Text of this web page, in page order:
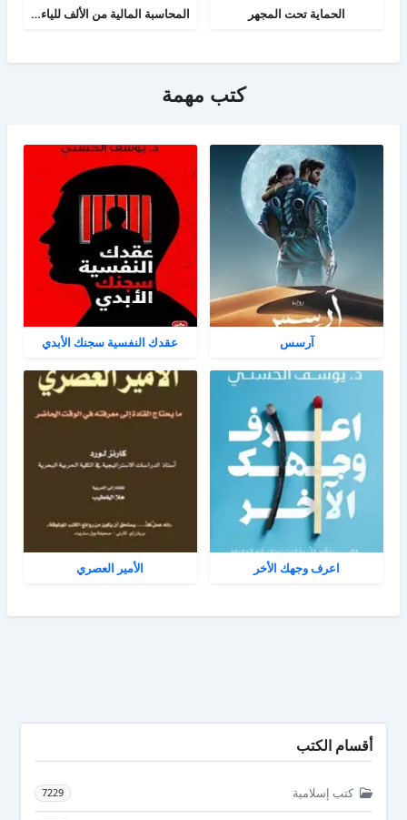
الحماية تحت المجهر المحاسبة المالية من الألف للياء - الجزء الثاني
كتب مهمة
آرسس عقدك النفسية سجنك الأبدي
اعرف وجهك الأخر الأمير العصري
أقسام الكتب
كتب إسلامية 7229